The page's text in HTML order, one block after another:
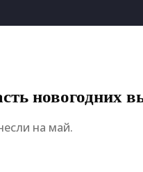
новогодних
на май.